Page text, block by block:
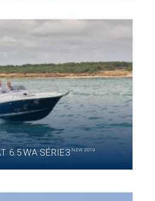
6.5 WA SÉRIE3NEW 2019